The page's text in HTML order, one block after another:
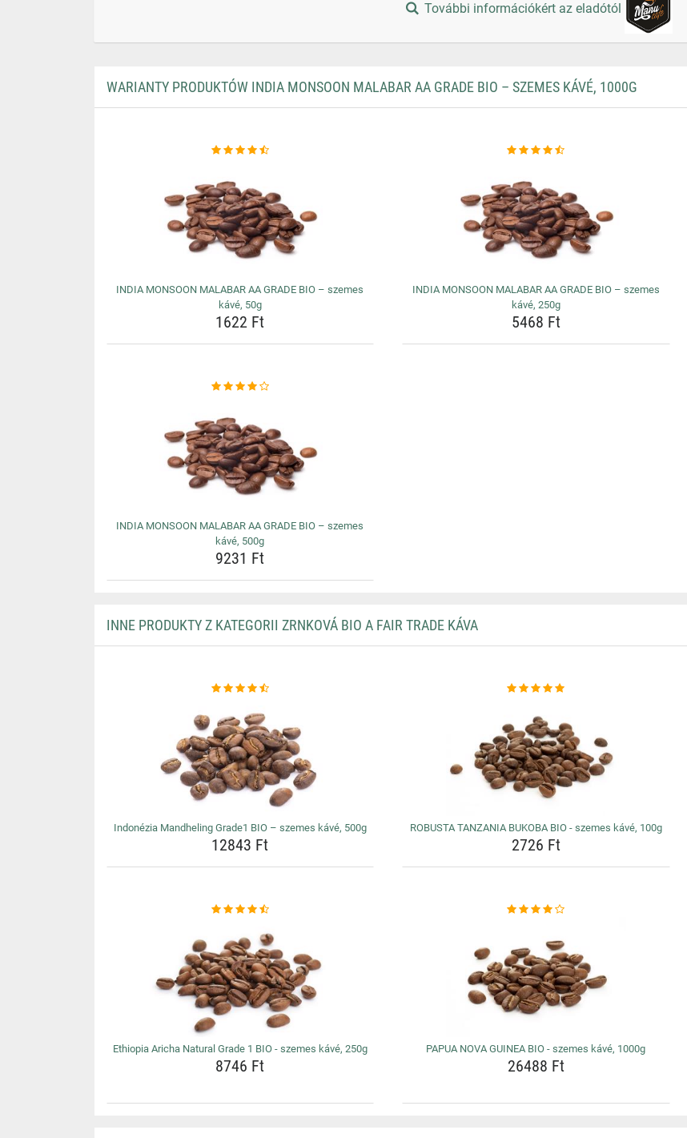
További információkért az eladótól
WARIANTY PRODUKTÓW INDIA MONSOON MALABAR AA GRADE BIO – SZEMES KÁVÉ, 1000G
INDIA MONSOON MALABAR AA GRADE BIO – szemes
kávé, 50g
1622 Ft
INDIA MONSOON MALABAR AA GRADE BIO – szemes
kávé, 250g
5468 Ft
INDIA MONSOON MALABAR AA GRADE BIO – szemes
kávé, 500g
9231 Ft
INNE PRODUKTY Z KATEGORII ZRNKOVÁ BIO A FAIR TRADE KÁVA
Indonézia Mandheling Grade1 BIO – szemes kávé, 500g
12843 Ft
ROBUSTA TANZANIA BUKOBA BIO - szemes kávé, 100g
2726 Ft
Ethiopia Aricha Natural Grade 1 BIO - szemes kávé, 250g
8746 Ft
PAPUA NOVA GUINEA BIO - szemes kávé, 1000g
26488 Ft